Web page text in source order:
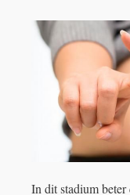
In dit stadium